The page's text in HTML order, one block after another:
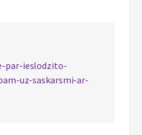
par-ieslodzito-
uz-saskarsmi-ar-